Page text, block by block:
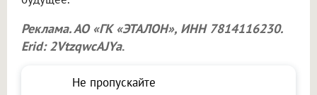
Реклама. АО «ГК «ЭТАЛОН», ИНН 7814116230.
Erid: 2VtzqwcAJYa.
Не пропускайте